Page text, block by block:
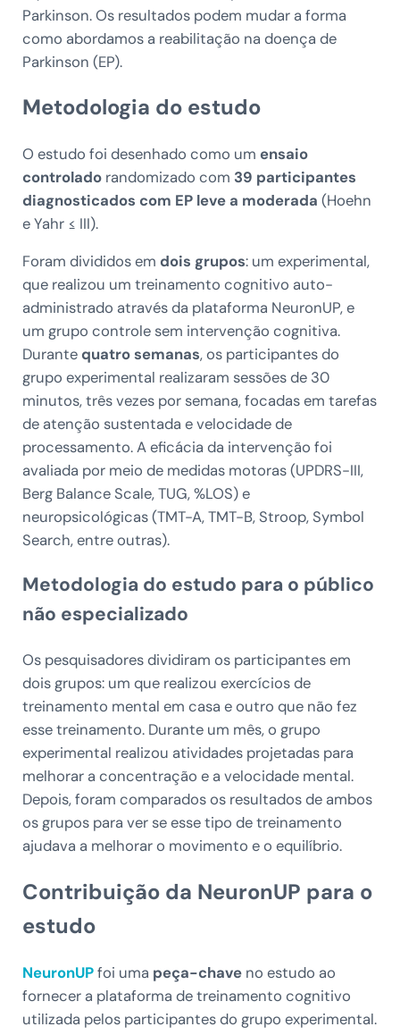
Parkinson. Os resultados podem mudar a forma
como abordamos a reabilitação na doença de
Parkinson (EP).
Metodologia do estudo
O estudo foi desenhado como um ensaio
controladorandomizado com 39 participantes
diagnosticados com EP leve a moderada (Hoehn
e Yahr ≤ III).
Foram divididos em dois grupos: um experimental,
que realizou um treinamento cognitivo auto-
administrado através da plataforma NeuronUP, e
um grupo controle sem intervenção cognitiva.
Durante quatro semanas, os participantes do
grupo experimental realizaram sessões de 30
minutos, três vezes por semana, focadas em tarefas
de atenção sustentada e velocidade de
processamento. A eficácia da intervenção foi
avaliada por meio de medidas motoras (UPDRS-III,
Berg Balance Scale, TUG, %LOS) e
neuropsicológicas (TMT-A, TMT-B, Stroop, Symbol
Search, entre outras).
Metodologia do estudo para o público
não especializado
Os pesquisadores dividiram os participantes em
dois grupos: um que realizou exercícios de
treinamento mental em casa e outro que não fez
esse treinamento. Durante um mês, o grupo
experimental realizou atividades projetadas para
melhorar a concentração e a velocidade mental.
Depois, foram comparados os resultados de ambos
os grupos para ver se esse tipo de treinamento
ajudava a melhorar o movimento e o equilíbrio.
Contribuição da NeuronUP para o
estudo
NeuronUPfoi uma peça-chaveno estudo ao
fornecer a plataforma de treinamento cognitivo
utilizada pelos participantes do grupo experimental.